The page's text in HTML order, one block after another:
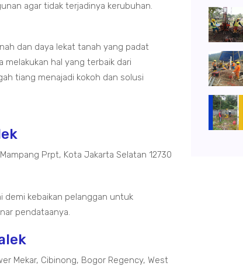
agar tidak terjadinya kerubuhan.
dan daya lekat tanah yang padat
hal yang terbaik dari
tiang menajadi kokoh dan solusi
Prpt, Kota Jakarta Selatan 12730
demi kebaikan pelanggan untuk
pendataanya.
Mekar, Cibinong, Bogor Regency, West